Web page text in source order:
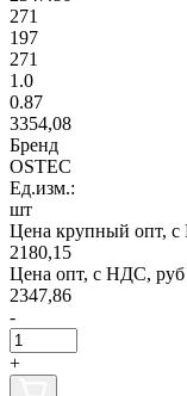
271
197
271
1.0
0.87
3354,08
Бренд
OSTEC
Ед.изм.:
шт
Цена крупный опт,
2180,15
Цена опт, с НДС, руб
2347,86
-
+